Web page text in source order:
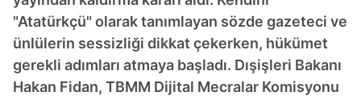
"Atatürkçü" olarak tanımlayan sözde gazeteci ve
ünlülerin sessizliği dikkat çekerken, hükümet
gerekli adımları atmaya başladı. Dışişleri Bakanı
Hakan Fidan, TBMM Dijital Mecralar Komisyonu